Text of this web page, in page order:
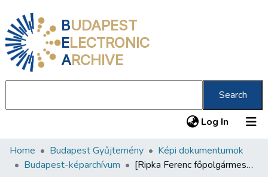
BUDAPEST
ELECTRONIC
ARCHIVE
Search
Log In (current)
Communities & Collections
Home Budapest Gyűjtemény
Képi dokumentumok
Budapest-képarchívum
[Ripka Ferenc főpolgármesteri beiktatása, eskütétele az Új Városháza közgyűlési termében 1931. január 29-én]